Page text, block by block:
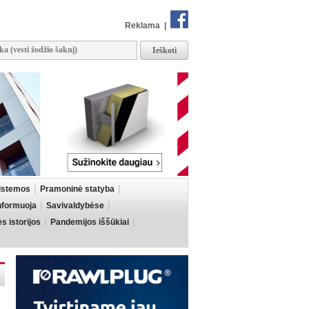
Reklama
Pramoninė statyba
Savivaldybėse
istorijos
Pandemijos iššūkiai